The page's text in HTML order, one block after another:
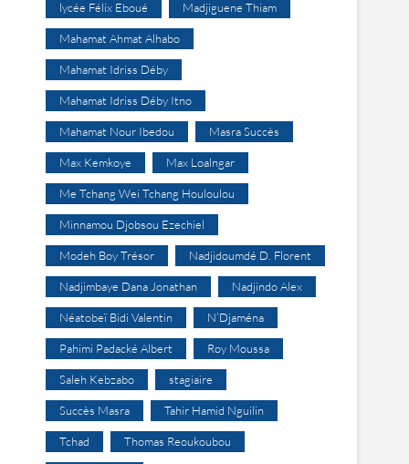
lycée Félix Eboué Madjiguene Thiam
Mahamat Ahmat Alhabo
Mahamat Idriss Déby
Mahamat Idriss Déby Itno
Mahamat Nour Ibedou Masra Succès
Max Kemkoye Max Loalngar
Me Tchang Wei Tchang Houloulou
Minnamou Djobsou Ezechiel
Modeh Boy Trésor Nadjidoumdé D. Florent
Nadjimbaye Dana Jonathan Nadjindo Alex
Néatobeï Bidi Valentin N’Djaména
Pahimi Padacké Albert Roy Moussa
Saleh Kebzabo stagiaire
Succès Masra Tahir Hamid Nguilin
Tchad Thomas Reoukoubou